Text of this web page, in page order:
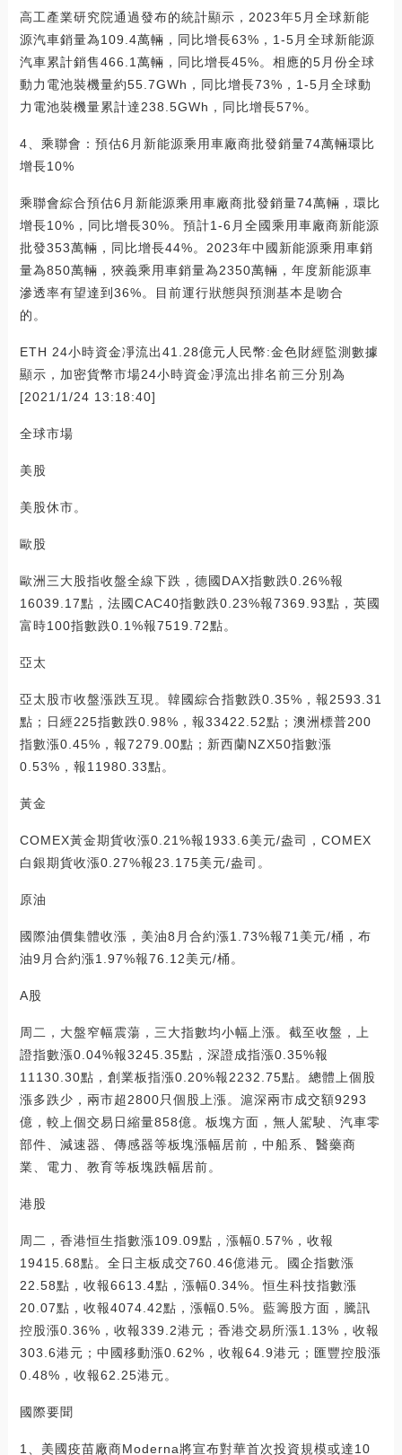
高工產業研究院通過發布的統計顯示，2023年5月全球新能
源汽車銷量為109.4萬輛，同比增長63%，1-5月全球新能源
汽車累計銷售466.1萬輛，同比增長45%。相應的5月份全球
動力電池裝機量約55.7GWh，同比增長73%，1-5月全球動
力電池裝機量累計達238.5GWh，同比增長57%。
4、乘聯會：預估6月新能源乘用車廠商批發銷量74萬輛環比
增長10%
乘聯會綜合預估6月新能源乘用車廠商批發銷量74萬輛，環比
增長10%，同比增長30%。預計1-6月全國乘用車廠商新能源
批發353萬輛，同比增長44%。2023年中國新能源乘用車銷
量為850萬輛，狹義乘用車銷量為2350萬輛，年度新能源車
滲透率有望達到36%。目前運行狀態與預測基本是吻合
的。
ETH 24小時資金凈流出41.28億元人民幣:金色財經監測數據
顯示，加密貨幣市場24小時資金凈流出排名前三分別為
[2021/1/24 13:18:40]
全球市場
美股
美股休市。
歐股
歐洲三大股指收盤全線下跌，德國DAX指數跌0.26%報
16039.17點，法國CAC40指數跌0.23%報7369.93點，英國
富時100指數跌0.1%報7519.72點。
亞太
亞太股市收盤漲跌互現。韓國綜合指數跌0.35%，報2593.31
點；日經225指數跌0.98%，報33422.52點；澳洲標普200
指數漲0.45%，報7279.00點；新西蘭NZX50指數漲
0.53%，報11980.33點。
黃金
COMEX黃金期貨收漲0.21%報1933.6美元/盎司，COMEX
白銀期貨收漲0.27%報23.175美元/盎司。
原油
國際油價集體收漲，美油8月合約漲1.73%報71美元/桶，布
油9月合約漲1.97%報76.12美元/桶。
A股
周二，大盤窄幅震蕩，三大指數均小幅上漲。截至收盤，上
證指數漲0.04%報3245.35點，深證成指漲0.35%報
11130.30點，創業板指漲0.20%報2232.75點。總體上個股
漲多跌少，兩市超2800只個股上漲。滬深兩市成交額9293
億，較上個交易日縮量858億。板塊方面，無人駕駛、汽車零
部件、減速器、傳感器等板塊漲幅居前，中船系、醫藥商
業、電力、教育等板塊跌幅居前。
港股
周二，香港恒生指數漲109.09點，漲幅0.57%，收報
19415.68點。全日主板成交760.46億港元。國企指數漲
22.58點，收報6613.4點，漲幅0.34%。恒生科技指數漲
20.07點，收報4074.42點，漲幅0.5%。藍籌股方面，騰訊
控股漲0.36%，收報339.2港元；香港交易所漲1.13%，收報
303.6港元；中國移動漲0.62%，收報64.9港元；匯豐控股漲
0.48%，收報62.25港元。
國際要聞
1、美國疫苗廠商Moderna將宣布對華首次投資規模或達10